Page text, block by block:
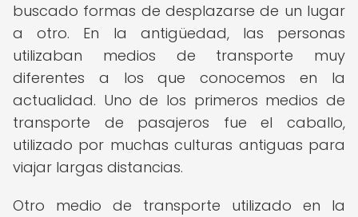
buscado formas de desplazarse de un lugar
a otro. En la antigüedad, las personas
utilizaban medios de transporte muy
diferentes a los que conocemos en la
actualidad. Uno de los primeros medios de
transporte de pasajeros fue el caballo,
utilizado por muchas culturas antiguas para
viajar largas distancias.
Otro medio de transporte utilizado en la